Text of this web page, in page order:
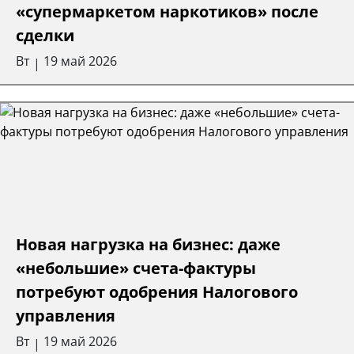
«супермаркетом наркотиков» после
сделки
Вт | 19 май 2026
Новая нагрузка на бизнес: даже
«небольшие» счета-фактуры
потребуют одобрения Налогового
управления
Вт | 19 май 2026